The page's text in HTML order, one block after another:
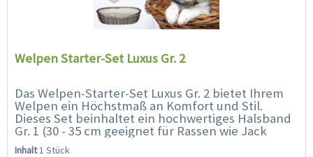
Welpen Starter-Set Luxus Gr. 2
Das Welpen-Starter-Set Luxus Gr. 2 bietet Ihrem
Welpen ein Höchstmaß an Komfort und Stil.
Dieses Set beinhaltet ein hochwertiges Halsband
Gr. 1 (30 - 35 cm geeignet für Rassen wie Jack
Russel Terrier, Dackel,...
Inhalt1 Stück